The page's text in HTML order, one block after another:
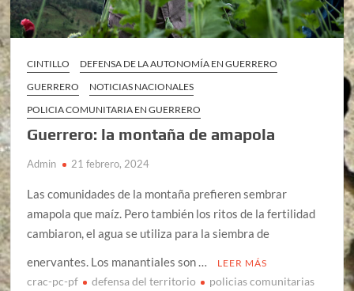
CINTILLO
DEFENSA DE LA AUTONOMÍA EN GUERRERO
GUERRERO
NOTICIAS NACIONALES
POLICIA COMUNITARIA EN GUERRERO
Guerrero: la montaña de amapola
Admin 21 febrero, 2024
Las comunidades de la montaña prefieren sembrar
amapola que maíz. Pero también los ritos de la fertilidad
cambiaron, el agua se utiliza para la siembra de
enervantes. Los manantiales son …
LEER MÁS
crac-pc-pf defensa del territorio policias comunitarias